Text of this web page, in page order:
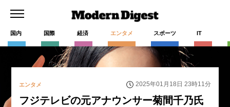
国内 国際 経済 エンタメ スポーツ IT
エンタメ 2025年01月18日 23時11分
フジテレビの元アナウンサー菊間千乃氏